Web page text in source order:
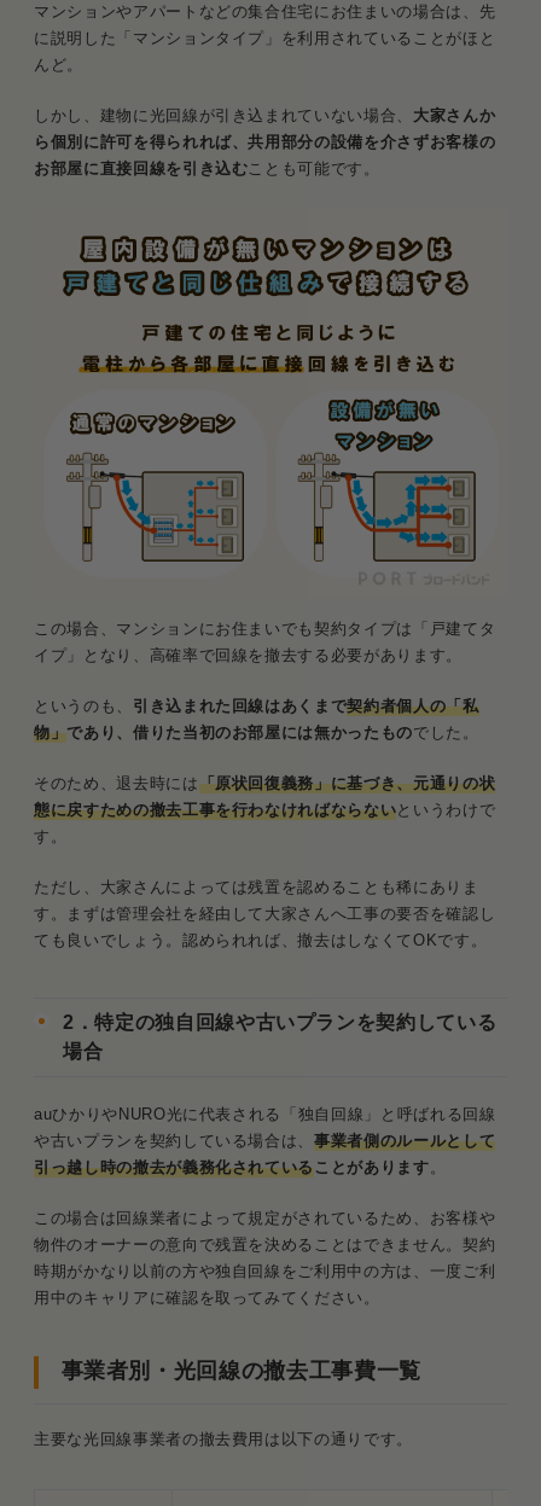
マンションやアパートなどの集合住宅にお住まいの場合は、先
に説明した「マンションタイプ」を利用されていることがほと
んど。
しかし、建物に光回線が引き込まれていない場合、 大家さんか
ら個別に許可を得られれば、共用部分の設備を介さずお客様の
お部屋に直接回線を引き込む ことも可能です。
この場合、マンションにお住まいでも契約タイプは「戸建てタ
イプ」となり、高確率で回線を撤去する必要があります。
というのも、 引き込まれた回線はあくまで契約者個人の「私
物」であり、借りた当初のお部屋には無かったものでした。
そのため、退去時には「原状回復義務」に基づき、元通りの状
態に戻すための撤去工事を行わなければならないというわけで
す。
ただし、大家さんによっては残置を認めることも稀にありま
す。まずは管理会社を経由して大家さんへ工事の要否を確認し
ても良いでしょう。認められれば、撤去はしなくてOKです。
2．特定の独自回線や古いプランを契約している
場合
auひかりやNURO光に代表される「独自回線」と呼ばれる回線
や古いプランを契約している場合は、事業者側のルールとして
引っ越し時の撤去が義務化されていることがあります 。
この場合は回線業者によって規定がされているため、お客様や
物件のオーナーの意向で残置を決めることはできません。契約
時期がかなり以前の方や独自回線をご利用中の方は、一度ご利
用中のキャリアに確認を取ってみてください。
事業者別・光回線の撤去工事費一覧
主要な光回線事業者の撤去費用は以下の通りです。